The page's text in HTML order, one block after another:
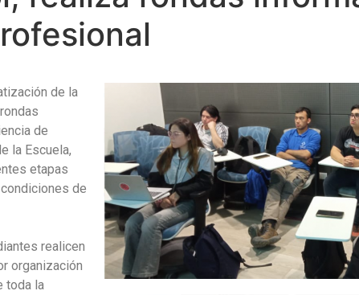
de la
de
la Escuela,
etapas
de
realicen
organización
toda la